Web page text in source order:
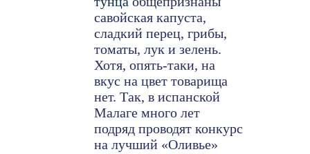
савойская капуста,
сладкий перец, грибы,
томаты, лук и зелень.
Хотя, опять-таки, на
вкус на цвет товарища
нет. Так, в испанской
Малаге много лет
подряд проводят конкурс
на лучший «Оливье»